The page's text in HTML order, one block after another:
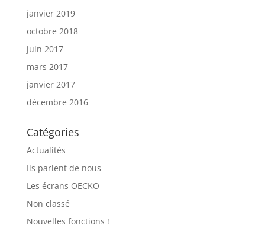
janvier 2019
octobre 2018
juin 2017
mars 2017
janvier 2017
décembre 2016
Catégories
Actualités
Ils parlent de nous
Les écrans OECKO
Non classé
Nouvelles fonctions !